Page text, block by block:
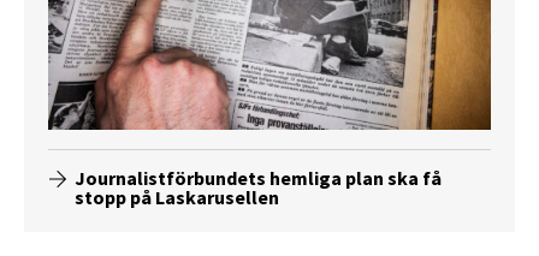
Journalistförbundets hemliga plan ska få
stopp på Laskarusellen